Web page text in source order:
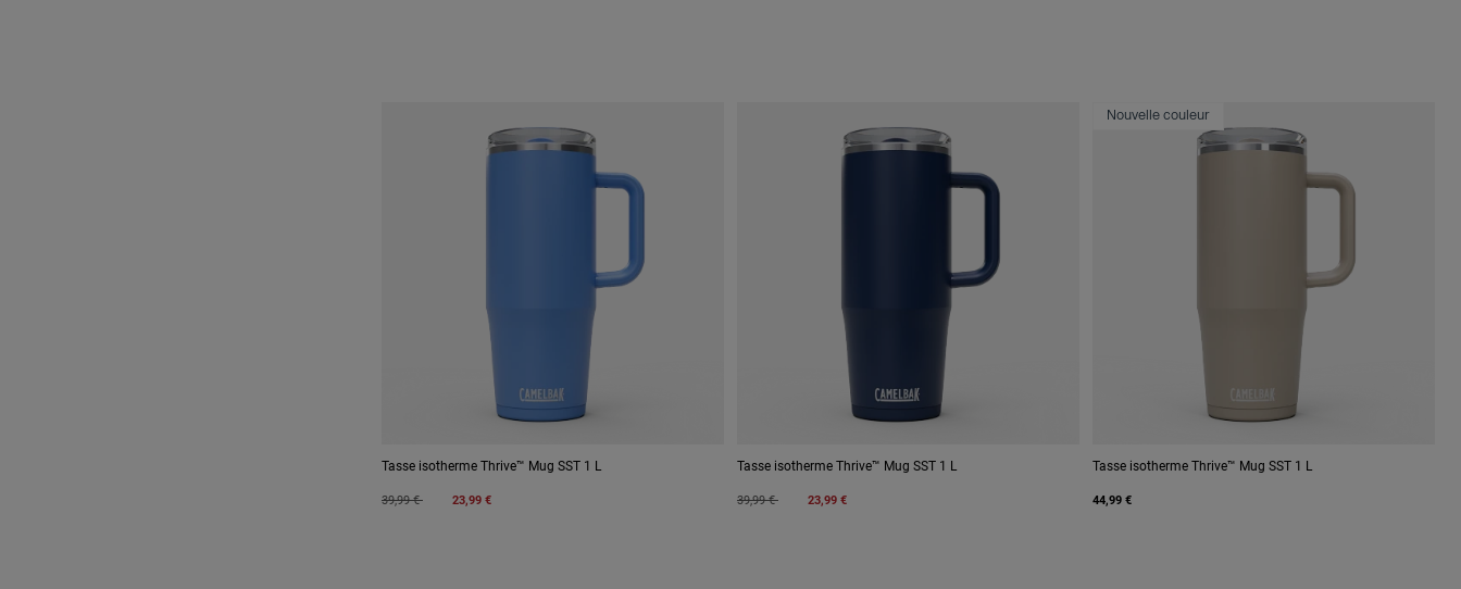
Tasse isotherme Thrive™ Mug SST 1 L
Price reduced from
39,99 €to 23,99 €
Tasse isotherme Thrive™ Mug SST 1 L
Price reduced from
39,99 €to 23,99 €
Nouvelle couleur
Tasse isotherme Thrive™ Mug SST 1 L
44,99 €